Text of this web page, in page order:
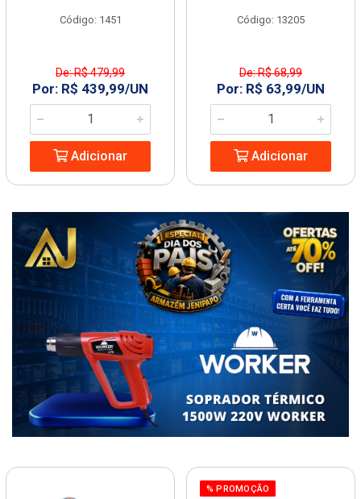
Código: 1451
De: R$ 479,99
Por: R$ 439,99/UN
Adicionar
Código: 13205
De: R$ 68,99
Por: R$ 63,99/UN
Adicionar
% PROMOÇÃO